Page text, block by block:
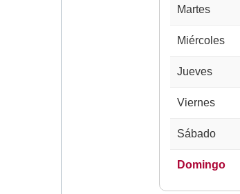
Martes
Miércoles
Jueves
Viernes
Sábado
Domingo